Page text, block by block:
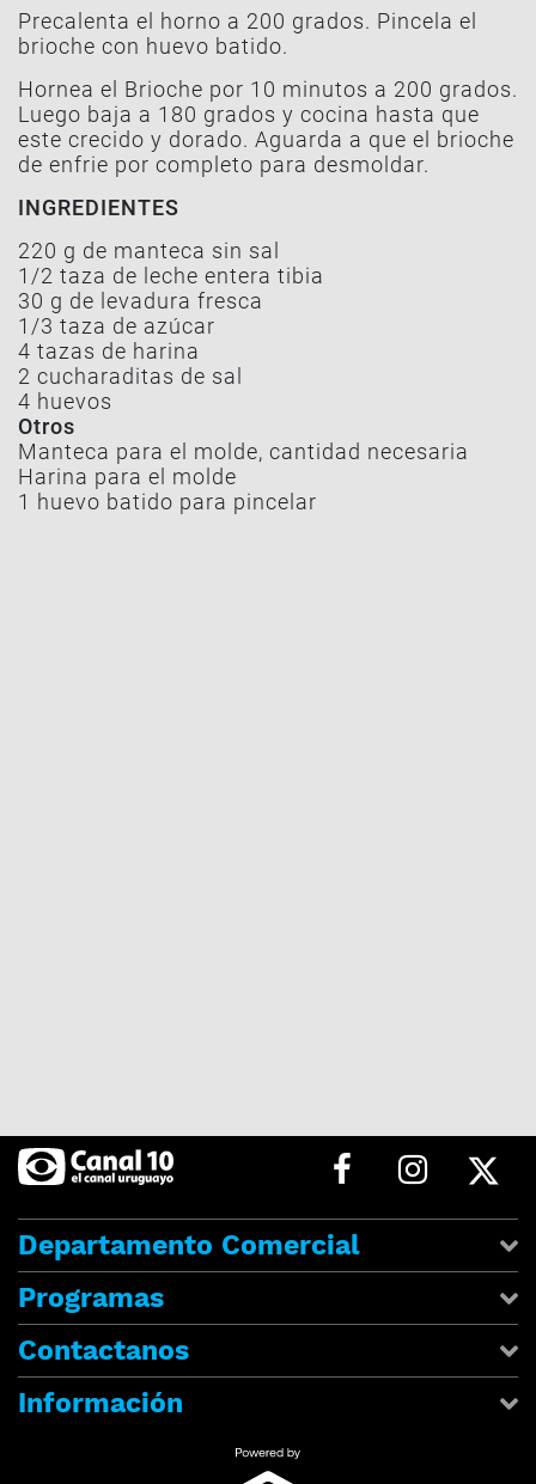
Precalenta el horno a 200 grados. Pincela el
brioche con huevo batido.
Hornea el Brioche por 10 minutos a 200 grados.
Luego baja a 180 grados y cocina hasta que
este crecido y dorado. Aguarda a que el brioche
de enfrie por completo para desmoldar.
INGREDIENTES
220 g de manteca sin sal
1/2 taza de leche entera tibia
30 g de levadura fresca
1/3 taza de azúcar
4 tazas de harina
2 cucharaditas de sal
4 huevos
Otros
Manteca para el molde, cantidad necesaria
Harina para el molde
1 huevo batido para pincelar
Departamento Comercial
Programas
Contactanos
Información